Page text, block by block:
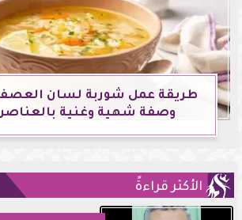
طريقة عمل شوربة لسان
وصفة شهية وغنية بالعناصر
الأكثر قراءةً